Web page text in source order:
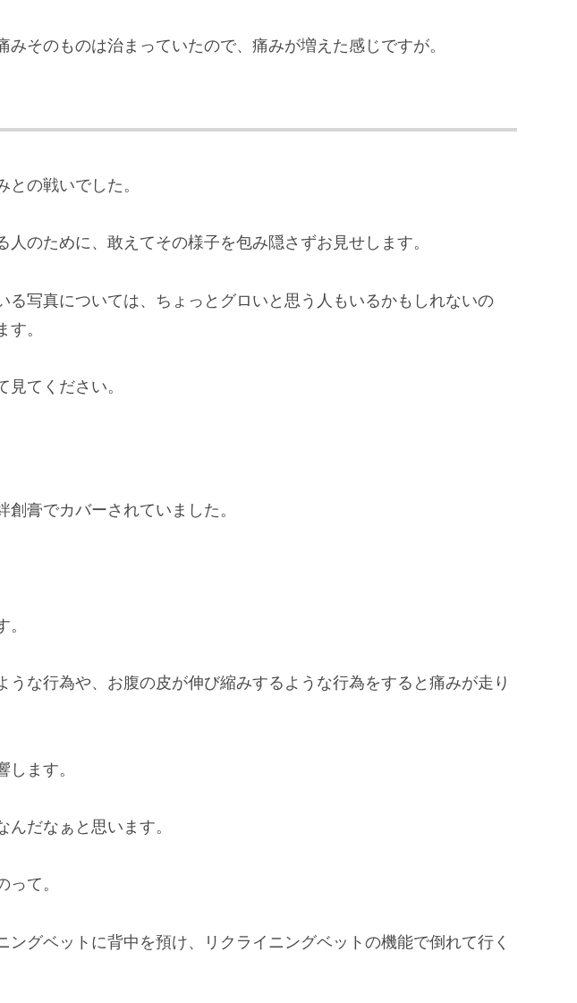
みそのものは治まっていたので、痛みが増えた感じですが。
の戦いでした。
のために、敢えてその様子を包み隠さずお見せします。
る写真については、ちょっとグロいと思う人もいるかもしれないの
。
見てください。
膏でカバーされていました。
うな行為や、お腹の皮が伸び縮みするような行為をすると痛みが走り
します。
だなぁと思います。
て。
ングベットに背中を預け、リクライニングベットの機能で倒れて行く